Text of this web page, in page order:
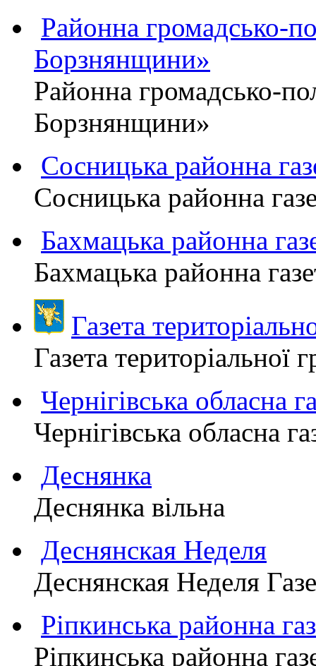
Районна громадсько-
Борзнянщини»
Районна громадсько-
Борзнянщини»
Сосницька районна
Сосницька районна
Бахмацька районна
Бахмацька районна
Газета
Газета
Чернігівська обласна
Чернігівська обласна
Деснянка
Деснянка вільна
Деснянская Неделя
Деснянская Неделя
Ріпкинська районна
Ріпкинська районна